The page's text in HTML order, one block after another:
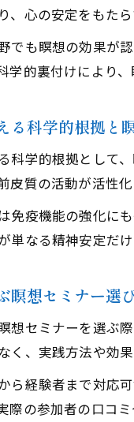
、心の安定をもた
でも瞑想の効果が
学的裏付けにより
る科学的根拠と
科学的根拠として
皮質の活動が活性
免疫機能の強化に
単なる精神安定だ
瞑想セミナー選
想セミナーを選ぶ
く、実践方法や効
ら経験者まで対応
際の参加者の口コ